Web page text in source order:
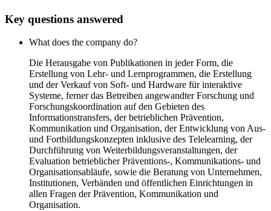
Key questions answered
What does the company do?
Die Herausgabe von Publikationen in jeder Form, die
Erstellung von Lehr- und Lernprogrammen, die Erstellung
und der Verkauf von Soft- und Hardware für interaktive
Systeme, ferner das Betreiben angewandter Forschung und
Forschungskoordination auf den Gebieten des
Informationstransfers, der betrieblichen Prävention,
Kommunikation und Organisation, der Entwicklung von Aus-
und Fortbildungskonzepten inklusive des Telelearning, der
Durchführung von Weiterbildungsveranstaltungen, der
Evaluation betrieblicher Präventions-, Kommunikations- und
Organisationsabläufe, sowie die Beratung von Unternehmen,
Institutionen, Verbänden und öffentlichen Einrichtungen in
allen Fragen der Prävention, Kommunikation und
Organisation.